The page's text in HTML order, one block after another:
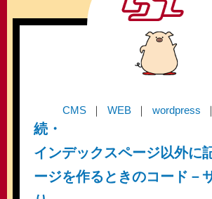
CMS WEB wordpress
続・
インデックスページ以外に
ージを作るときのコード－